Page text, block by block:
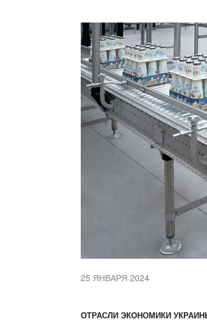
25 ЯНВАРЯ 2024
ОТРАСЛИ ЭКОНОМИКИ